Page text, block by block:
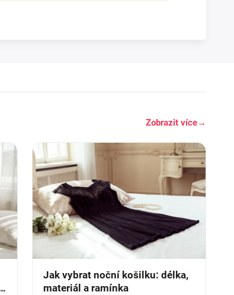
Zobrazit více→
Jak vybrat noční košilku: délka,
materiál a ramínka